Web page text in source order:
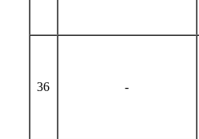
36 -